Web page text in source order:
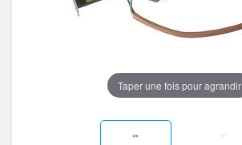
Taper une fois pour agrandir